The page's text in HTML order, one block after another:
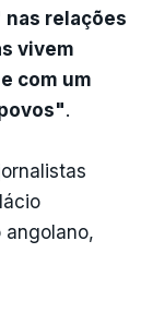
relações
vivem
com um
.
angolano,